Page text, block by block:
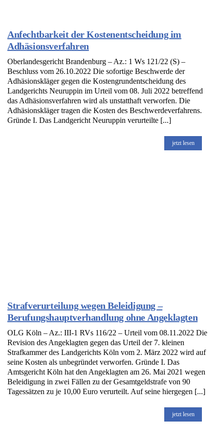
Anfechtbarkeit der Kostenentscheidung im
Adhäsionsverfahren
Oberlandesgericht Brandenburg – Az.: 1 Ws 121/22 (S) –
Beschluss vom 26.10.2022 Die sofortige Beschwerde der
Adhäsionskläger gegen die Kostengrundentscheidung des
Landgerichts Neuruppin im Urteil vom 08. Juli 2022 betreffend
das Adhäsionsverfahren wird als unstatthaft verworfen. Die
Adhäsionskläger tragen die Kosten des Beschwerdeverfahrens.
Gründe I. Das Landgericht Neuruppin verurteilte [...]
jetzt lesen
Strafverurteilung wegen Beleidigung –
Berufungshauptverhandlung ohne Angeklagten
OLG Köln – Az.: III-1 RVs 116/22 – Urteil vom 08.11.2022 Die
Revision des Angeklagten gegen das Urteil der 7. kleinen
Strafkammer des Landgerichts Köln vom 2. März 2022 wird auf
seine Kosten als unbegründet verworfen. Gründe I. Das
Amtsgericht Köln hat den Angeklagten am 26. Mai 2021 wegen
Beleidigung in zwei Fällen zu der Gesamtgeldstrafe von 90
Tagessätzen zu je 10,00 Euro verurteilt. Auf seine hiergegen [...]
jetzt lesen